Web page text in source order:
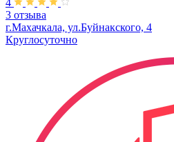
3 отзыва
г.Махачкала, ул.Буйнакского, 4
Круглосуточно